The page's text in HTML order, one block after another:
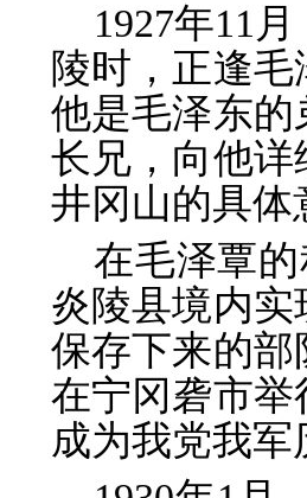
1927年11
陵时，正逢
他是毛泽东
长兄，向他
井冈山的具体
在毛泽覃
炎陵县境内
保存下来的
在宁冈砻市
成为我党我